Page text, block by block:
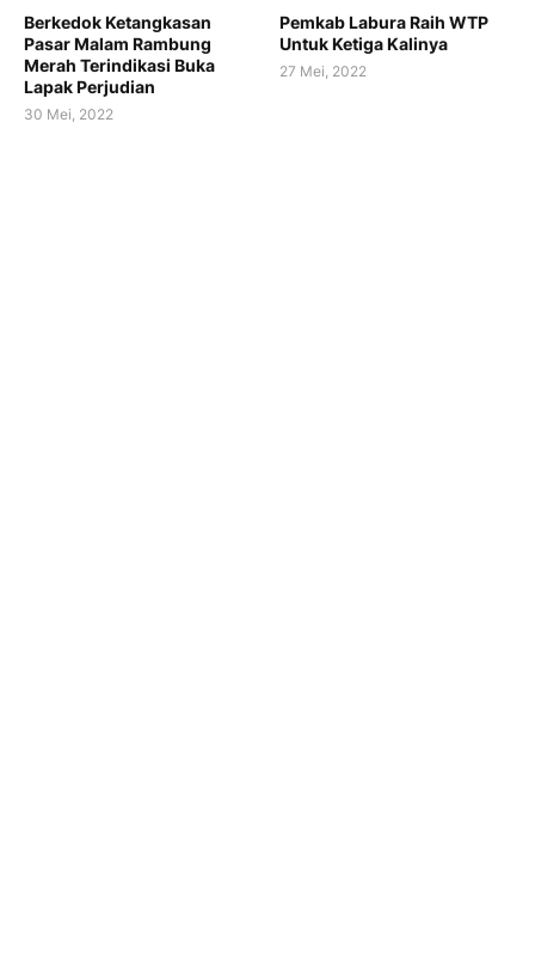
Berkedok Ketangkasan
Pasar Malam Rambung
Merah Terindikasi Buka
Lapak Perjudian
30 Mei, 2022
Pemkab Labura Raih WTP
Untuk Ketiga Kalinya
27 Mei, 2022